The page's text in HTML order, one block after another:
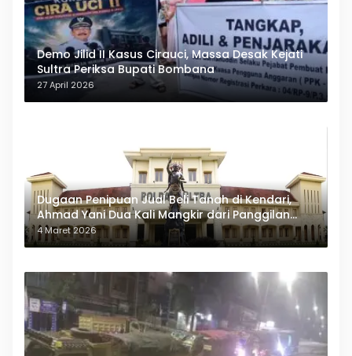
Demo Jilid II Kasus Cirauci, Massa Desak Kejati
Sultra Periksa Bupati Bombana
27 April 2026
Dugaan Penipuan Jual Beli Tanah di Kendari,
Ahmad Yani Dua Kali Mangkir dari Panggilan
Polda Sultra
4 Maret 2026